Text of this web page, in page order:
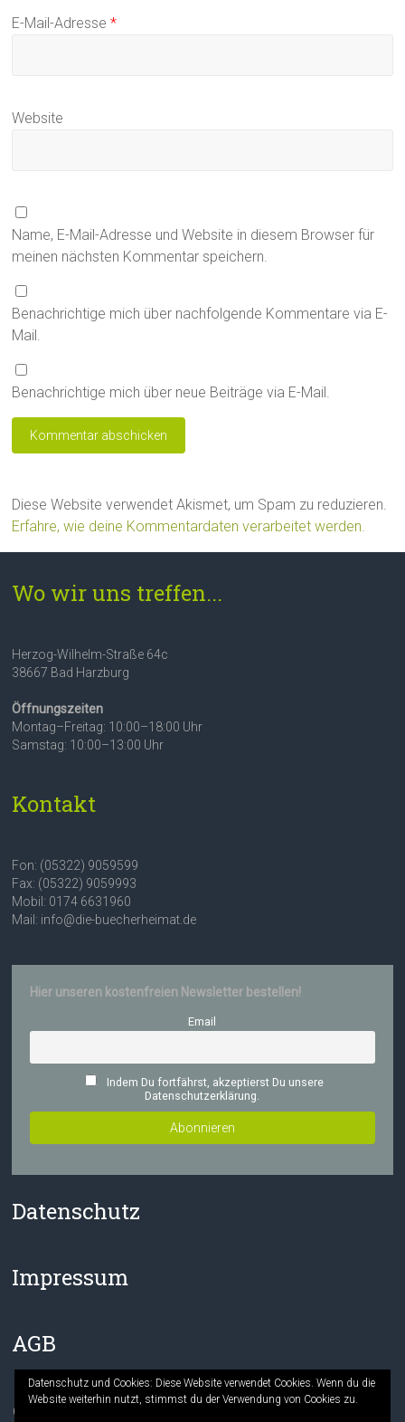
E-Mail-Adresse*
Website
Name, E-Mail-Adresse und Website in diesem Browser für
meinen nächsten Kommentar speichern.
Benachrichtige mich über nachfolgende Kommentare via E-
Mail.
Benachrichtige mich über neue Beiträge via E-Mail.
Diese Website verwendet Akismet, um Spam zu reduzieren.
Erfahre, wie deine Kommentardaten verarbeitet werden.
Wo wir uns treffen...
Herzog-Wilhelm-Straße 64c
38667 Bad Harzburg
Öffnungszeiten
Montag–Freitag: 10:00–18:00 Uhr
Samstag: 10:00–13:00 Uhr
Kontakt
Fon: (05322) 9059599
Fax: (05322) 9059993
Mobil: 0174 6631960
Mail: info@die-buecherheimat.de
Hier unseren kostenfreien Newsletter bestellen!
Email
Indem Du fortfährst, akzeptierst Du unsere
Datenschutzerklärung.
Datenschutz
Impressum
AGB
Facebook
Instagram
Datenschutz und Cookies: Diese Website verwendet Cookies. Wenn du die
Website weiterhin nutzt, stimmst du der Verwendung von Cookies zu.